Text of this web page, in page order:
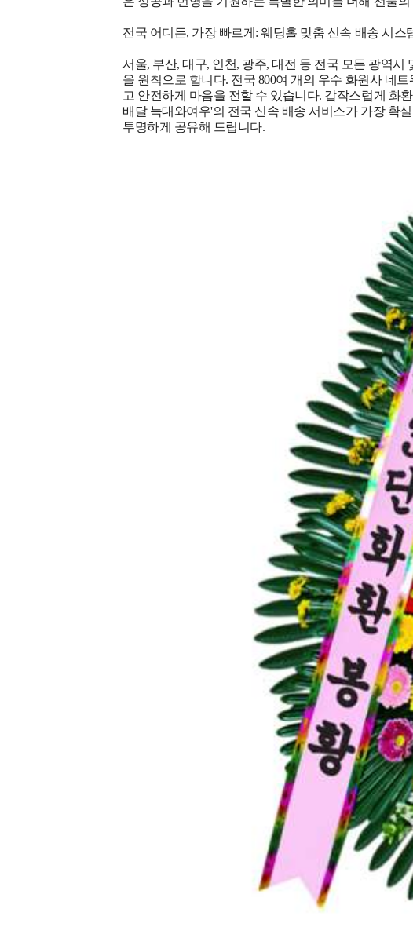
전국 어디든, 가장 빠르게: 웨딩홀 맞춤 신속 배송 시스
서울, 부산, 대구, 인천, 광주, 대전 등 전국 모든 광역
을 원칙으로 합니다. 전국 800여 개의 우수 화원사 네
고 안전하게 마음을 전할 수 있습니다. 갑작스럽게 화
배달 늑대와여우'의 전국 신속 배송 서비스가 가장 확
투명하게 공유해 드립니다.